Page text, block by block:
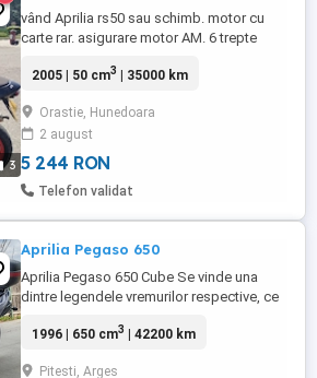
3
vând Aprilia rs50 sau schimb. motor cu
carte rar. asigurare motor AM. 6 trepte
2005 | 50 cm3 | 35000 km
Orastie, Hunedoara
2 august
5 244 RON
Telefon validat
Aprilia Pegaso 650
Aprilia Pegaso 650 Cube Se vinde una
dintre legendele vremurilor respective, ce
2024, cu revizii facute la timp si diverse
1996 | 650 cm3 | 42200 km
Pitesti, Arges